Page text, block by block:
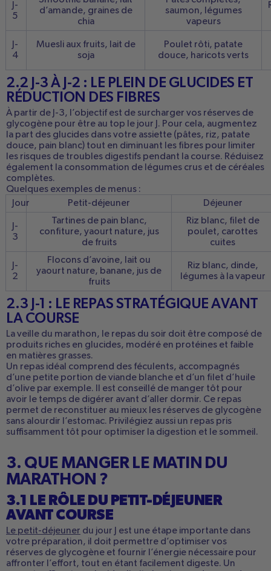
J-
5
d’amande, graines de
chia
saumon, légumes
vapeurs
J-
4
Muesli aux fruits, lait de
soja
Poulet rôti, patate
douce, haricots verts
2.2 J-3 À J-2 : LE PLEIN DE GLUCIDES ET
RÉDUCTION DES FIBRES
À partir de J-3, l’objectif est de surcharger vos réserves de
glycogène pour être au top le jour J. Pour cela, augmentez
la part des glucides dans votre assiette (pâtes, riz, patate
douce, pain blanc) tout en diminuant les fibres pour limiter
les risques de troubles digestifs pendant la course. Réduisez
également la consommation de légumes crus et de céréales
complètes.
Quelques exemples de menus :
Jour
Petit-déjeuner Déjeuner
J-
3
Tartines de pain blanc,
confiture, yaourt nature, jus
de fruits
Riz blanc, filet de
poulet, carottes
cuites
J-
2
Flocons d’avoine, lait ou
yaourt nature, banane, jus de
fruits
Riz blanc, dinde,
légumes à la vapeur
2.3 J-1 : LE REPAS STRATÉGIQUE AVANT
LA COURSE
La veille du marathon, le repas du soir doit être composé de
produits riches en glucides, modéré en protéines et faible
en matières grasses.
Un repas idéal comprend des féculents, accompagnés
d’une petite portion de viande blanche et d’un filet d’huile
d’olive par exemple. Il est conseillé de manger tôt pour
avoir le temps de digérer avant d’aller dormir. Ce repas
permet de reconstituer au mieux les réserves de glycogène
sans alourdir l’estomac. Privilégiez aussi un repas pris
suffisamment tôt pour optimiser la digestion et le sommeil.
3. QUE MANGER LE MATIN DU
MARATHON ?
3.1 LE RÔLE DU PETIT-DÉJEUNER
AVANT COURSE
Le petit-déjeuner du jour J est une étape importante dans
votre préparation, il doit permettre d’optimiser vos
réserves de glycogène et fournir l’énergie nécessaire pour
affronter l’effort, tout en étant facilement digeste. Un